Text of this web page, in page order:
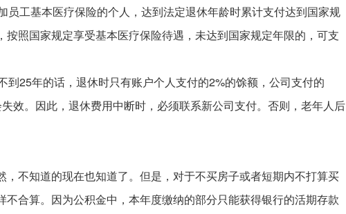
员工基本医疗保险的个人，达到法定退休年龄时累计支付达到国家规
照国家规定享受基本医疗保险待遇，未达到国家规定年限的，可支
到25年的话，退休时只有账户个人支付的2%的馀额，公司支付的
效。因此，退休费用中断时，必须联系新公司支付。否则，老年人后
不知道的现在也知道了。但是，对于不买房子或者短期内不打算买
合算。因为公积金中，本年度缴纳的部分只能获得银行的活期存款